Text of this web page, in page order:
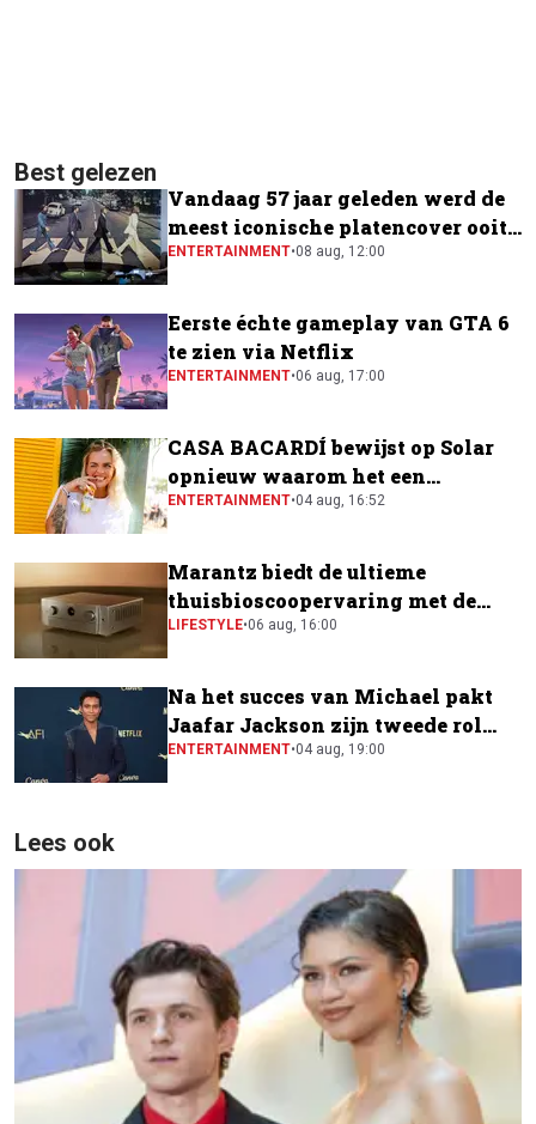
Best gelezen
Vandaag 57 jaar geleden werd de
meest iconische platencover ooit
gemaakt
ENTERTAINMENT•08 aug, 12:00
Eerste échte gameplay van GTA 6
te zien via Netflix
ENTERTAINMENT•06 aug, 17:00
CASA BACARDÍ bewijst op Solar
opnieuw waarom het een
festivalfavoriet is
ENTERTAINMENT•04 aug, 16:52
Marantz biedt de ultieme
thuisbioscoopervaring met de
CINEMA Series 2
LIFESTYLE•06 aug, 16:00
Na het succes van Michael pakt
Jaafar Jackson zijn tweede rol
naast Will Smith
ENTERTAINMENT•04 aug, 19:00
Lees ook